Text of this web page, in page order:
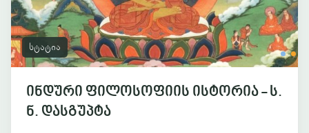
სტატია
ინდური ფილოსოფიის ისტორია - ს.
ნ. დასგუპტა